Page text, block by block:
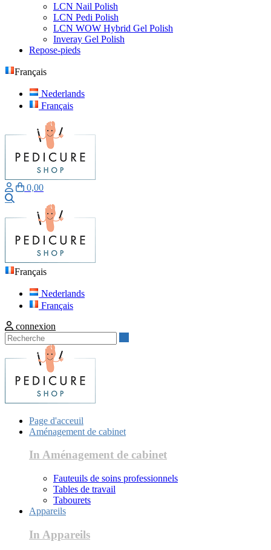
LCN Nail Polish
LCN Pedi Polish
LCN WOW Hybrid Gel Polish
Inveray Gel Polish
Repose-pieds
Français
Nederlands
Français
0,00
Français
Nederlands
Français
connexion
Page d'acceuil
Aménagement de cabinet
In Aménagement de cabinet
Fauteuils de soins professionnels
Tables de travail
Tabourets
Appareils
In Appareils